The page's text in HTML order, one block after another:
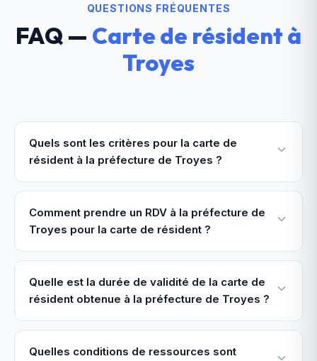
QUESTIONS FRÉQUENTES
FAQ — Carte de résident à
Troyes
Quels sont les critères pour la carte de
résident à la préfecture de Troyes ?
Comment prendre un RDV à la préfecture de
Troyes pour la carte de résident ?
Quelle est la durée de validité de la carte de
résident obtenue à la préfecture de Troyes ?
Quelles conditions de ressources sont